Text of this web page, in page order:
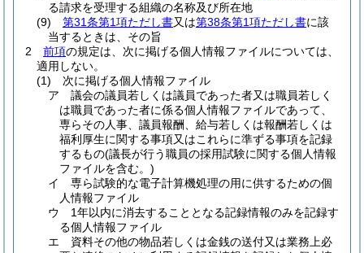
る請求を受理する組織の名称及び所在地
(9)
第31条第1項ただし書又は第38条第1項ただし書に該
当するときは、その旨
2
前項の規定は、次に掲げる個人情報ファイルについては、
適用しない。
(1)
次に掲げる個人情報ファイル
ア
議会の議員若しくは議員であった者又は職員若しく
は職員であった者に係る個人情報ファイルであって、
専らその人事、議員報酬、給与若しくは報酬若しくは
福利厚生に関する事項又はこれらに準ずる事項を記録
するもの(議長が行う職員の採用試験に関する個人情報
ファイルを含む。)
イ
専ら試験的な電子計算機処理の用に供するための個
人情報ファイル
ウ
1年以内に消去することとなる記録情報のみを記録す
る個人情報ファイル
エ
資料その他の物品若しくは金銭の送付又は業務上必